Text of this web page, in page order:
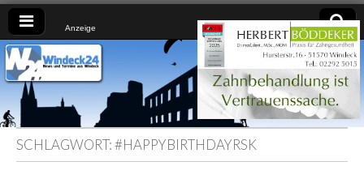
Anzeige
Windeck24
Nachrichten
aus dem
Ländchen
für das
Ländchen
SCHLAGWORT:#HAPPYBIRTHDAYRSK